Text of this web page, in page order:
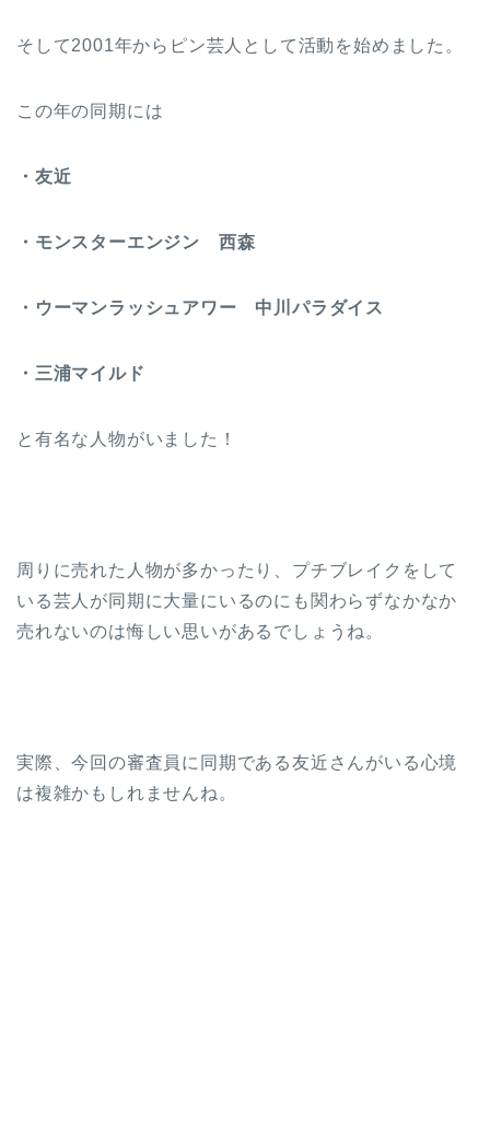
そして2001年からピン芸人として活動を始めました。
この年の同期には
・友近
・モンスターエンジン 西森
・ウーマンラッシュアワー 中川パラダイス
・三浦マイルド
と有名な人物がいました！
周りに売れた人物が多かったり、プチブレイクをして
いる芸人が同期に大量にいるのにも関わらずなかなか
売れないのは悔しい思いがあるでしょうね。
実際、今回の審査員に同期である友近さんがいる心境
は複雑かもしれませんね。